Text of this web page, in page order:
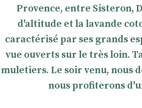
Provence, entre Sisteron,
d'altitude et la lavande
caractérisé par ses grands
vue ouverts sur le très loin.
muletiers. Le soir venu, nous
nous profiterons